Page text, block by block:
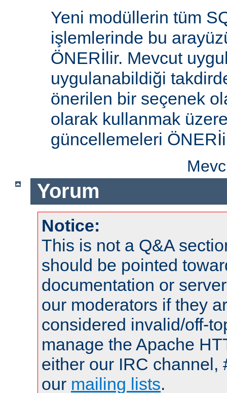
Yeni modüllerin tüm
işlemlerinde bu
ÖNERİlir. Mevcut
uygulanabildiği
önerilen bir seçenek
olarak kullanmak
güncellemeleri
Yorum
Notice:
This is not a Q&A
should be pointed
documentation or
our moderators if they
considered invalid/off-
manage the Apache
either our IRC channel,
our mailing lists.